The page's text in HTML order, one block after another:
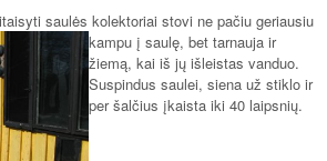
saulės kolektoriai stovi ne pačiu geriausiu
kampu į saulę, bet tarnauja ir
žiemą, kai iš jų išleistas vanduo.
Suspindus saulei, siena už stiklo ir
per šalčius įkaista iki 40 laipsnių.